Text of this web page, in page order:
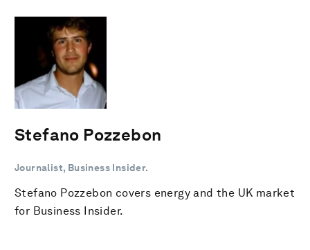
Stefano Pozzebon
Journalist, Business Insider.
Stefano Pozzebon covers energy and the UK market
for Business Insider.